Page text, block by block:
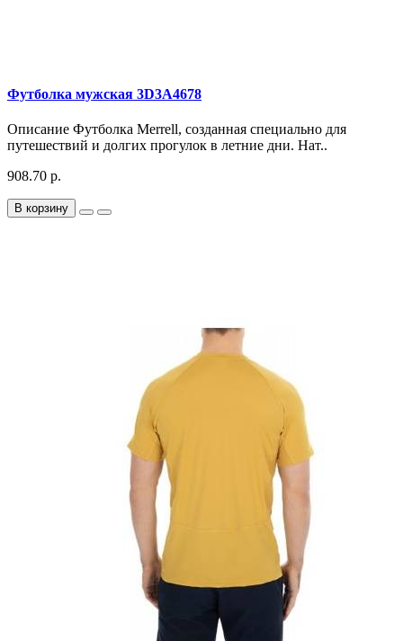
Футболка мужская 3D3A4678
Описание Футболка Merrell, созданная специально для
путешествий и долгих прогулок в летние дни. Нат..
908.70 р.
В корзину